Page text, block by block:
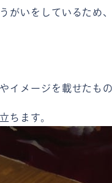
いをしているため
イメージを載せたもの
ちます。